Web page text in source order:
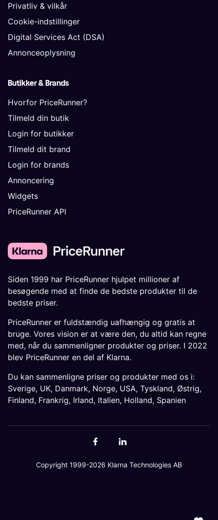
Privatliv & vilkår
Cookie-indstillinger
Digital Services Act (DSA)
Annonceoplysning
Butikker & Brands
Hvorfor PriceRunner?
Tilmeld din butik
Login for butikker
Tilmeld dit brand
Login for brands
Annoncering
Widgets
PriceRunner API
Siden 1999 har PriceRunner hjulpet millioner af
besøgende med at finde de bedste produkter til de
bedste priser.
PriceRunner er fuldstændig uafhængig og gratis at
bruge. Vores vision er at være den, du altid kan regne
med, når du sammenligner produkter og priser. I 2022
blev PriceRunner en del af Klarna.
Du kan sammenligne priser og produkter med os i:
Sverige, UK, Danmark, Norge, USA, Tyskland, Østrig,
Finland, Frankrig, Irland, Italien, Holland, Spanien
Copyright 1999-2026 Klarna Technologies AB